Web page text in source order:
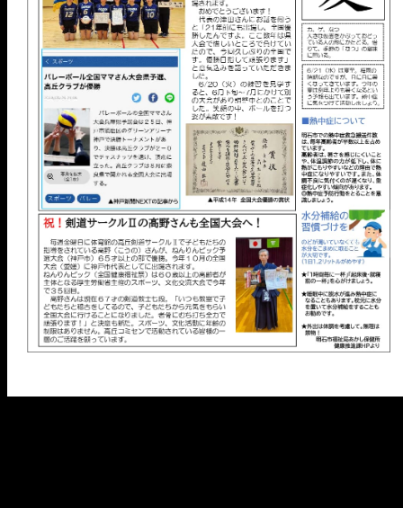
メ
イ
コ
ン
テ
ン
ツ
へ
移